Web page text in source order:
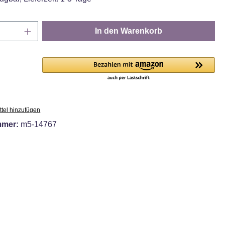
Anzahl: Gib den gewünschten Wert ein
In den Warenkorb
hinzufügen
m5-14767